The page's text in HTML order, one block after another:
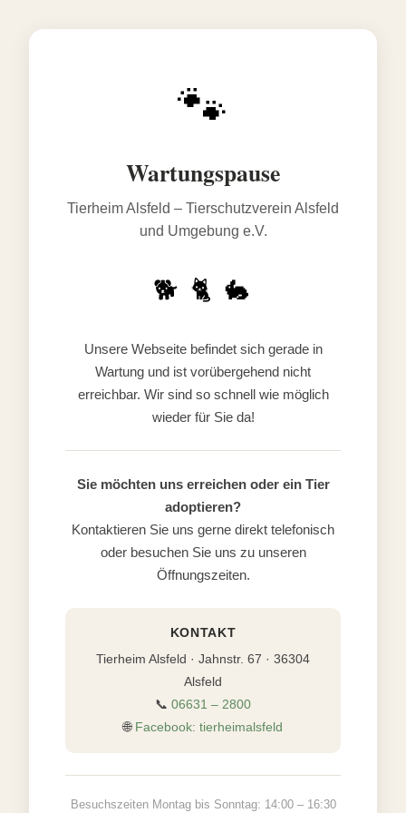
🐾
Wartungspause
Tierheim Alsfeld – Tierschutzverein Alsfeld
und Umgebung e.V.
🐕 🐈 🐇
Unsere Webseite befindet sich gerade in
Wartung und ist vorübergehend nicht
erreichbar. Wir sind so schnell wie möglich
wieder für Sie da!
Sie möchten uns erreichen oder ein Tier
adoptieren?
Kontaktieren Sie uns gerne direkt telefonisch
oder besuchen Sie uns zu unseren
Öffnungszeiten.
KONTAKT
Tierheim Alsfeld · Jahnstr. 67 · 36304
Alsfeld
📞 06631 – 2800
🌐 Facebook: tierheimalsfeld
Besuchszeiten Montag bis Sonntag: 14:00 – 16:30